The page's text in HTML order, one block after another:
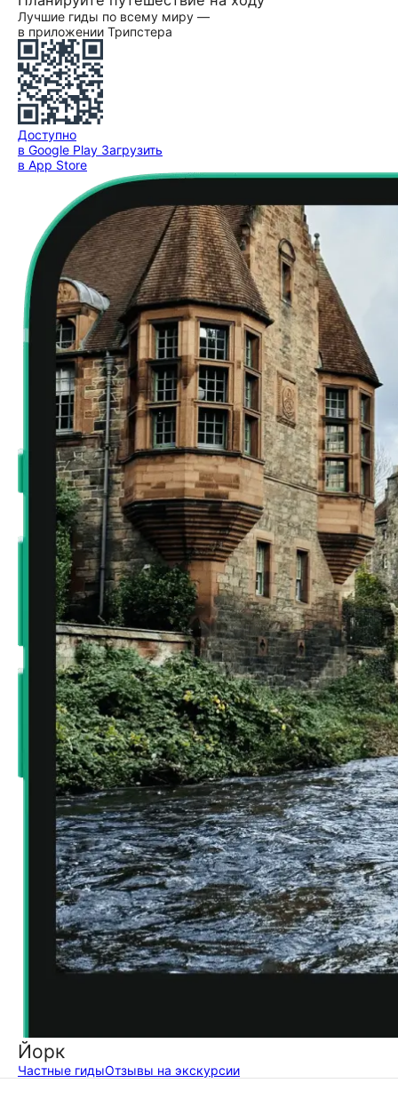
Лучшие гиды по всему миру —
в приложении Трипстера
Доступно
в Google Play Загрузить
в App Store
Йорк
Частные гидыОтзывы на экскурсии